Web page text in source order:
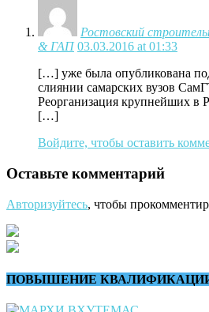
Ростовский
& ГАП 03.03.2016 at 01:33
[…] уже была опубликована
слиянии самарских вузов
Реорганизация крупнейших в
[…]
Войдите, чтобы оставить
Оставьте комментарий
Авторизуйтесь, чтобы
ПОВЫШЕНИЕ